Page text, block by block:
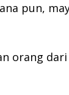
pun,
orang dari